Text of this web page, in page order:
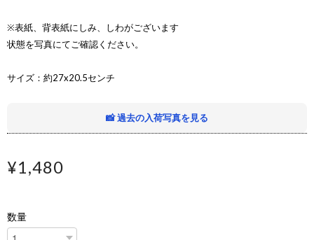
※表紙、背表紙にしみ、しわがございます
状態を写真にてご確認ください。
サイズ：約27x20.5センチ
📸 過去の入荷写真を見る
¥1,480
数量